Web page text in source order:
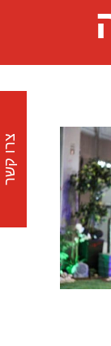
צרו קשר